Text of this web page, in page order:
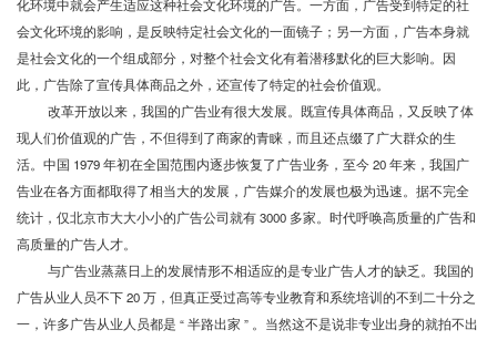
化环境中就会产生适应这种社会文化环境的广告。一方面，广告受到特定的社
会文化环境的影响，是反映特定社会文化的一面镜子；另一方面，广告本身就
是社会文化的一个组成部分，对整个社会文化有着潜移默化的巨大影响。因
此，广告除了宣传具体商品之外，还宣传了特定的社会价值观。
改革开放以来，我国的广告业有很大发展。既宣传具体商品，又反映了体
现人们价值观的广告，不但得到了商家的青睐，而且还点缀了广大群众的生
活。中国 1979 年初在全国范围内逐步恢复了广告业务，至今 20 年来，我国广
告业在各方面都取得了相当大的发展，广告媒介的发展也极为迅速。据不完全
统计，仅北京市大大小小的广告公司就有 3000 多家。时代呼唤高质量的广告和
高质量的广告人才。
与广告业蒸蒸日上的发展情形不相适应的是专业广告人才的缺乏。我国的
广告从业人员不下20 万，但真正受过高等专业教育和系统培训的不到二十分之
一，许多广告从业人员都是 “ 半路出家 ” 。当然这不是说非专业出身的就拍不出